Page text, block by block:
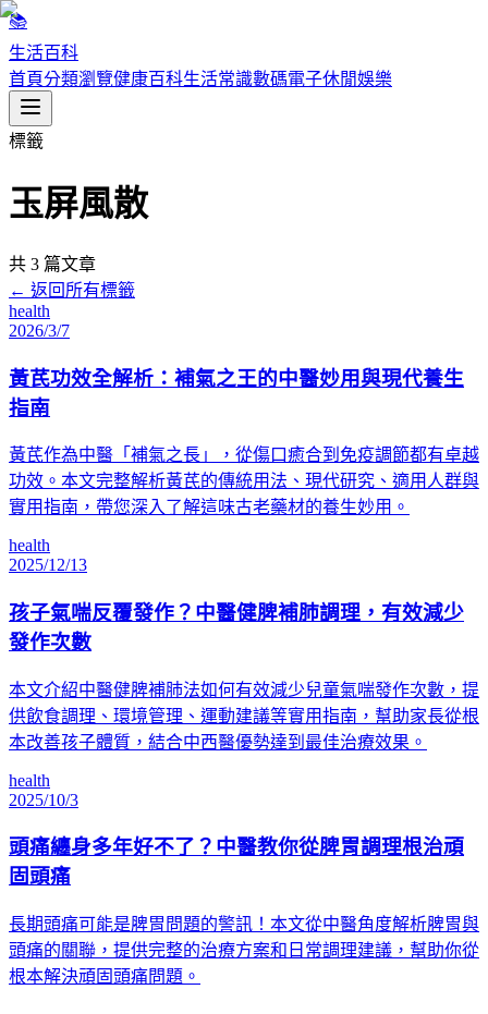
📚
生活百科
首頁分類瀏覽健康百科生活常識數碼電子休閒娛樂
標籤
玉屏風散
共 3 篇文章
← 返回所有標籤
health
2026/3/7
黃芪功效全解析：補氣之王的中醫妙用與現代養生
指南
黃芪作為中醫「補氣之長」，從傷口癒合到免疫調節都有卓越
功效。本文完整解析黃芪的傳統用法、現代研究、適用人群與
實用指南，帶您深入了解這味古老藥材的養生妙用。
health
2025/12/13
孩子氣喘反覆發作？中醫健脾補肺調理，有效減少
發作次數
本文介紹中醫健脾補肺法如何有效減少兒童氣喘發作次數，提
供飲食調理、環境管理、運動建議等實用指南，幫助家長從根
本改善孩子體質，結合中西醫優勢達到最佳治療效果。
health
2025/10/3
頭痛纏身多年好不了？中醫教你從脾胃調理根治頑
固頭痛
長期頭痛可能是脾胃問題的警訊！本文從中醫角度解析脾胃與
頭痛的關聯，提供完整的治療方案和日常調理建議，幫助你從
根本解決頑固頭痛問題。